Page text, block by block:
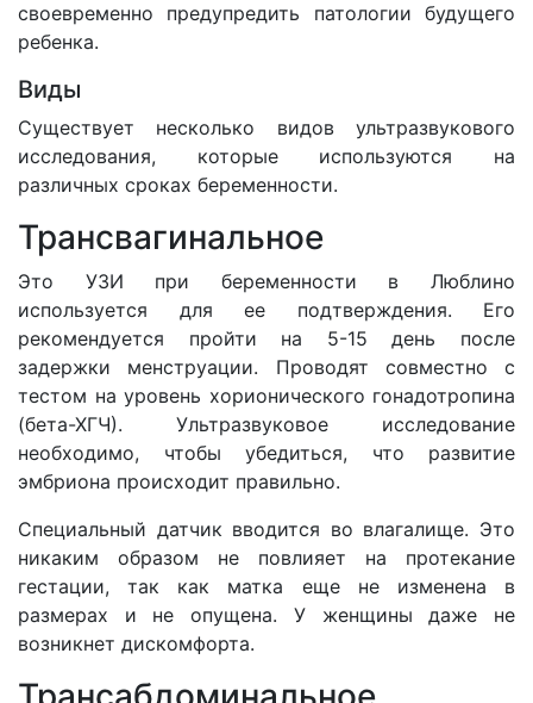
своевременно предупредить патологии будущего
ребенка.
Виды
Существует несколько видов ультразвукового
исследования, которые используются на
различных сроках беременности.
Трансвагинальное
Это УЗИ при беременности в Люблино
используется для ее подтверждения. Его
рекомендуется пройти на 5-15 день после
задержки менструации. Проводят совместно с
тестом на уровень хорионического гонадотропина
(бета-ХГЧ). Ультразвуковое исследование
необходимо, чтобы убедиться, что развитие
эмбриона происходит правильно.
Специальный датчик вводится во влагалище. Это
никаким образом не повлияет на протекание
гестации, так как матка еще не изменена в
размерах и не опущена. У женщины даже не
возникнет дискомфорта.